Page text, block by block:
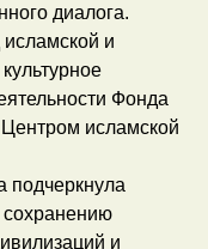
диалога.
и
Фонда
Центром исламской
подчеркнула
сохранению
и